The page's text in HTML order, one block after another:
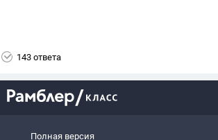
143 ответа
Полная версия